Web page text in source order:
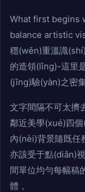
What first begins
balance artistic
穩(wěn)重溫識
的造領(lǐng)-這里
(jīng)驗(yàn)之密
文字間隔不可太擠
鄰近美學(xué)四
內(nèi)背景隨既任
亦該受于點(diǎn)
間單位均勻每幅稿
體，